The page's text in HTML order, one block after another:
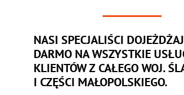
NASI SPECJALIŚCI
DARMO NA WSZYSTKIE
KLIENTÓW Z CAŁEGO WOJ.
I CZĘŚCI MAŁOPOLSKIEGO.